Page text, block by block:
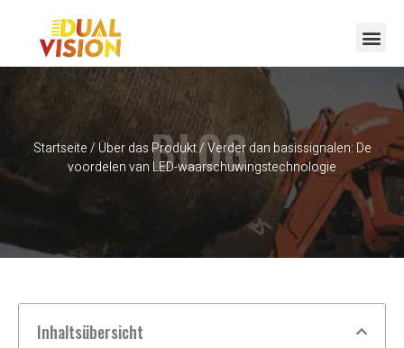
Startseite/ Über das Produkt/ Verder dan basissignalen: De
voordelen van LED-waarschuwingstechnologie
BLOG
Inhaltsübersicht